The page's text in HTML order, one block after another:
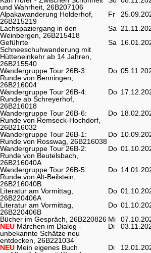
und Wahrheit, 26B207106
Alpakawanderung Holderhof,
26B215219
Fr
Lachspaziergang in den
Weinbergen, 26B215418
Sa
Geführte
Schneeschuhwanderung mit
Hütteneinkehr ab 14 Jahren,
26B215540
Sa
Wandergruppe Tour 26B-3:
Runde von Benningen,
26B216004
Do
Wandergruppe Tour 26B-4:
Runde ab Schreyerhof,
26B216018
Do
Wandergruppe Tour 26B-6:
Runde von Remseck-Hochdorf,
26B216032
Do
Wandergruppe Tour 26B-1:
Runde von Rosswag, 26B216038
Do
Wandergruppe Tour 26B-2:
Runde von Beutelsbach,
26B216040A
Do
Wandergruppe Tour 26B-5:
Runde von Alt-Beilstein,
26B216040B
Do
Literatur am Vormittag,
26B220406A
Do
Literatur am Vormittag,
26B220406B
Do
Bücher im Gespräch, 26B220826 Mi
NEU Märchen im Dialog -
unbekannte Schätze neu
entdecken, 26B221034
Di
NEU Mein eigenes Buch
Di